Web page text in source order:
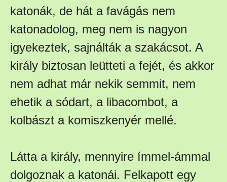
katonák, de hát a favágás nem
katonadolog, meg nem is nagyon
igyekeztek, sajnálták a szakácsot. A
király biztosan leütteti a fejét, és akkor
nem adhat már nekik semmit, nem
ehetik a sódart, a libacombot, a
kolbászt a komiszkenyér mellé.
Látta a király, mennyire ímmel-ámmal
dolgoznak a katonái. Felkapott egy